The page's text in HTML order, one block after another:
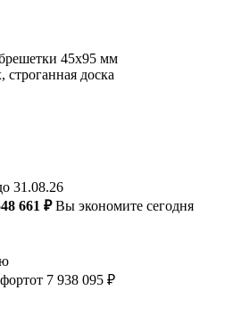
45х95 мм
строганная доска
31.08.26
661 ₽Вы экономите сегодня
от 7 938 095 ₽